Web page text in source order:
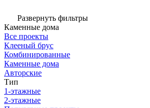
Развернуть фильтры
Каменные дома
Все проекты
Клееный брус
Комбинированные
Каменные дома
Авторские
Тип
1-этажные
2-этажные